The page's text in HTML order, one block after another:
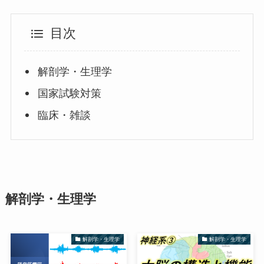
目次
解剖学・生理学
国家試験対策
臨床・雑談
解剖学・生理学
解剖学・生理学 解剖学・生理学